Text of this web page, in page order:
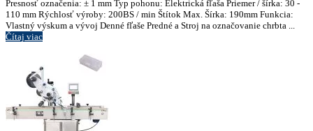
Presnosť označenia: ± 1 mm Typ pohonu: Elektrická fľaša Priemer / šírka: 30 -
110 mm Rýchlosť výroby: 200BS / min Štítok Max. Šírka: 190mm Funkcia:
Vlastný výskum a vývoj Denné fľaše Predné a Stroj na označovanie chrbta ...
Čítaj viac